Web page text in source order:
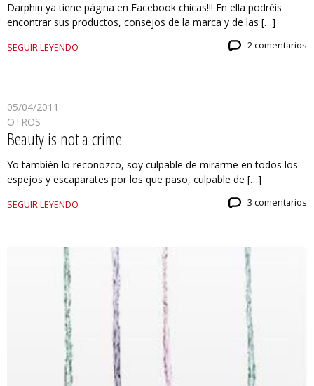
Darphin ya tiene página en Facebook chicas!!! En ella podréis
encontrar sus productos, consejos de la marca y de las […]
SEGUIR LEYENDO 2 comentarios
05/04/2011
OTROS
Beauty is not a crime
Yo también lo reconozco, soy culpable de mirarme en todos los
espejos y escaparates por los que paso, culpable de […]
SEGUIR LEYENDO 3 comentarios